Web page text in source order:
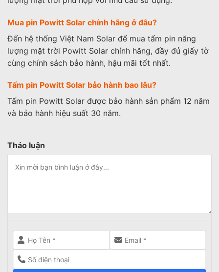
Mua pin Powitt Solar chính hãng ở đâu?
Đến hệ thống Việt Nam Solar để mua tấm pin năng
lượng mặt trời Powitt Solar chính hãng, đầy đủ giấy tờ
cùng chính sách bảo hành, hậu mãi tốt nhất.
Tấm pin Powitt Solar bảo hành bao lâu?
Tấm pin Powitt Solar được bảo hành sản phẩm 12 năm
và bảo hành hiệu suất 30 năm.
Thảo luận